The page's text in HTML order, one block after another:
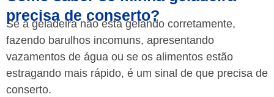
precisa de conserto?
Se a geladeira não está gelando corretamente,
fazendo barulhos incomuns, apresentando
vazamentos de água ou se os alimentos estão
estragando mais rápido, é um sinal de que precisa de
conserto.